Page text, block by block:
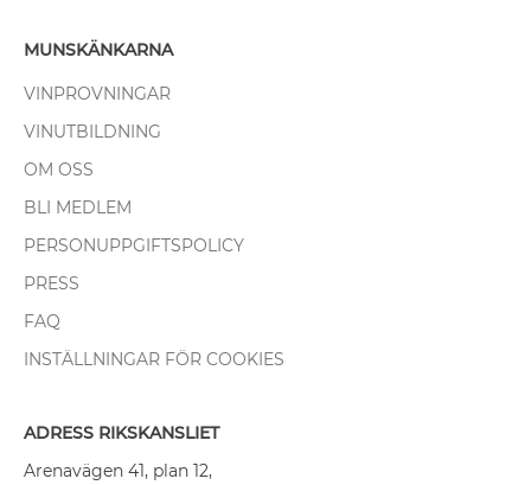
MUNSKÄNKARNA
VINPROVNINGAR
VINUTBILDNING
OM OSS
BLI MEDLEM
PERSONUPPGIFTSPOLICY
PRESS
FAQ
INSTÄLLNINGAR FÖR COOKIES
ADRESS RIKSKANSLIET
Arenavägen 41, plan 12,